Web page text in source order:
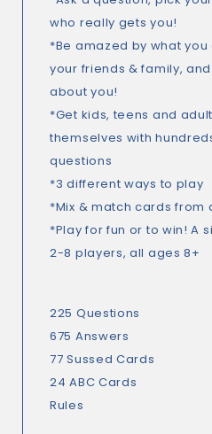
who really gets you!
*Be amazed by what
your friends & family,
about you!
*Get kids, teens and
themselves with
questions
*3 different ways to play
*Mix & match cards from
*Play for fun or to win! A
2-8 players, all ages 8+
225 Questions
675 Answers
77 Sussed Cards
24 ABC Cards
Rules